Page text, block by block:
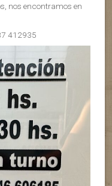
nos encontramos en
412935